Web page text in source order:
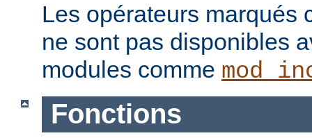
Les opérateurs marqués
ne sont pas disponibles
modules comme
Fonctions